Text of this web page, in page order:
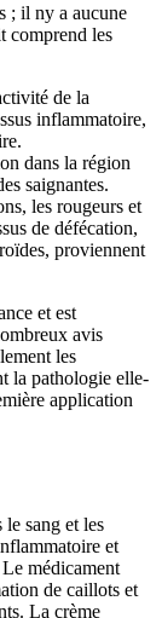
; il ny a aucune
comprend les
de la
inflammatoire,
dans la région
saignantes.
les rougeurs et
de défécation,
proviennent
et est
avis
les
la pathologie elle-
application
sang et les
et
médicament
de caillots et
La crème